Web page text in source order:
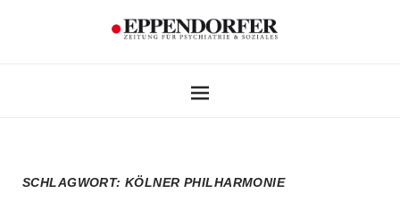
SCHLAGWORT:KÖLNER PHILHARMONIE